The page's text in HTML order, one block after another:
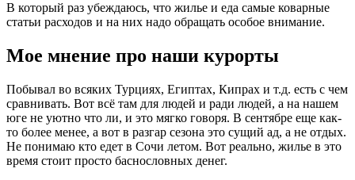
В который раз убеждаюсь, что жилье и еда самые коварные
статьи расходов и на них надо обращать особое внимание.
Мое мнение про наши курорты
Побывал во всяких Турциях, Египтах, Кипрах и т.д. есть с чем
сравнивать. Вот всё там для людей и ради людей, а на нашем
юге не уютно что ли, и это мягко говоря. В сентябре еще как-
то более менее, а вот в разгар сезона это сущий ад, а не отдых.
Не понимаю кто едет в Сочи летом. Вот реально, жилье в это
время стоит просто баснословных денег.